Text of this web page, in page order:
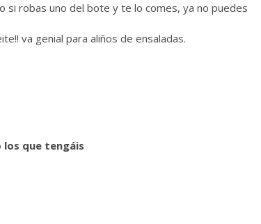
si robas uno del bote y te lo comes, ya no puedes
va genial para aliños de ensaladas.
que tengáis